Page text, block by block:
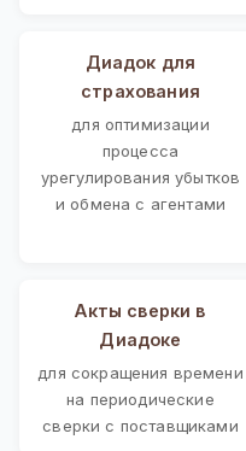
Диадок для
страхования
для оптимизации
процесса
урегулирования убытков
и обмена с агентами
Акты сверки в
Диадоке
для сокращения времени
на периодические
сверки с поставщиками